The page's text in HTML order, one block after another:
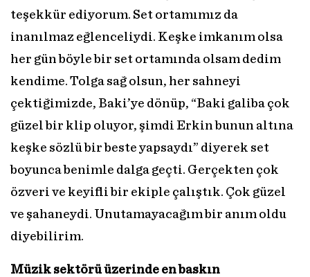
teşekkür ediyorum. Set ortamımız da
inanılmaz eğlenceliydi. Keşke imkanım olsa
her gün böyle bir set ortamında olsam dedim
kendime. Tolga sağ olsun, her sahneyi
çektiğimizde, Baki’ye dönüp, “Baki galiba çok
güzel bir klip oluyor, şimdi Erkin bunun altına
keşke sözlü bir beste yapsaydı” diyerek set
boyunca benimle dalga geçti. Gerçekten çok
özveri ve keyifli bir ekiple çalıştık. Çok güzel
ve şahaneydi. Unutamayacağım bir anım oldu
diyebilirim.
Müzik sektörü üzerinde en baskın